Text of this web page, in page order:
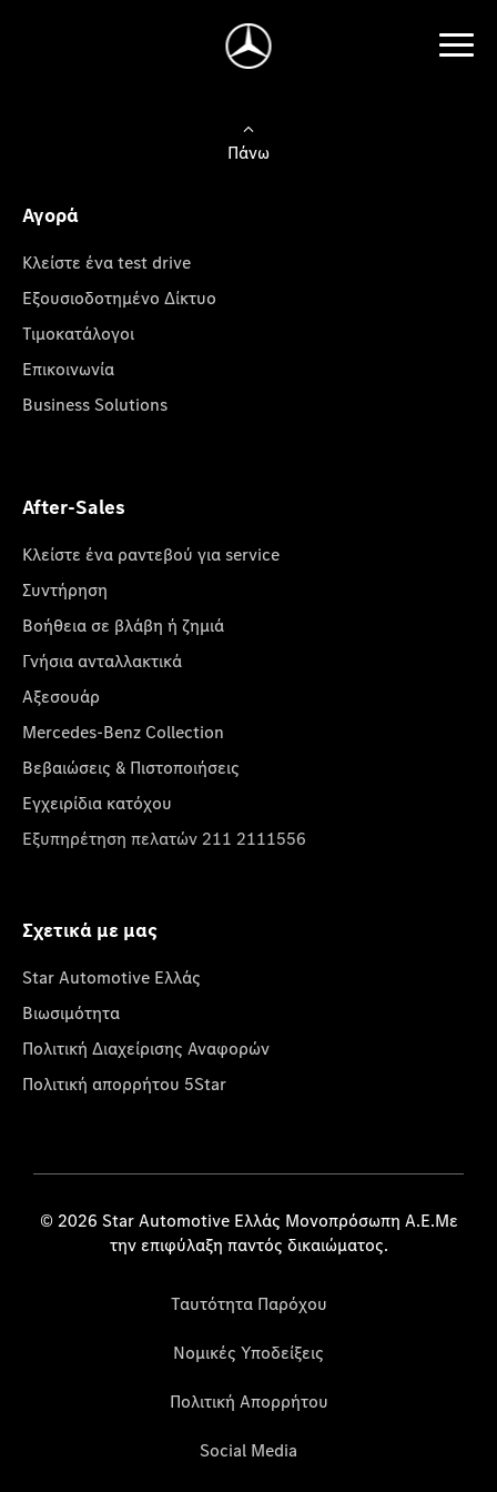
Πάνω
Αγορά
Κλείστε ένα test drive
Εξουσιοδοτημένο Δίκτυο
Τιμοκατάλογοι
Επικοινωνία
Business Solutions
After-Sales
Κλείστε ένα ραντεβού για service
Συντήρηση
Βοήθεια σε βλάβη ή ζημιά
Γνήσια ανταλλακτικά
Αξεσουάρ
Mercedes-Benz Collection
Βεβαιώσεις & Πιστοποιήσεις
Εγχειρίδια κατόχου
Εξυπηρέτηση πελατών 211 2111556
Σχετικά με μας
Star Automotive Ελλάς
Βιωσιμότητα
Πολιτική Διαχείρισης Αναφορών
Πολιτική απορρήτου 5Star
© 2026 Star Automotive Ελλάς Μονοπρόσωπη Α.Ε.Με
την επιφύλαξη παντός δικαιώματος.
Ταυτότητα Παρόχου
Νομικές Υποδείξεις
Πολιτική Απορρήτου
Social Media